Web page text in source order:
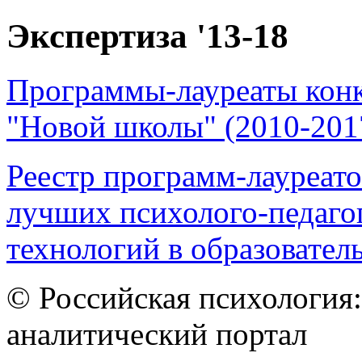
Экспертиза '13-18
Программы-лауреаты
"Новой школы" (2010-
Реестр программ-
лучших психолого-
технологий в
© Российская
аналитический портал